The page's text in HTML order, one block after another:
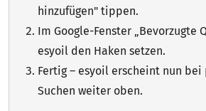
hinzufügen" tippen.
Im Google-Fenster „Bevorzugte
esyoil den Haken setzen.
Fertig – esyoil erscheint nun bei
Suchen weiter oben.